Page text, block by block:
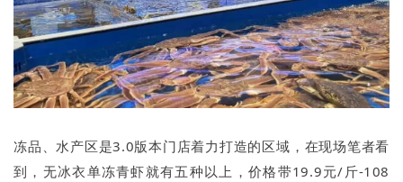
冻品、水产区是3.0版本门店着力打造的区域，在现场笔者看
到，无冰衣单冻青虾就有五种以上，价格带19.9元/斤-108